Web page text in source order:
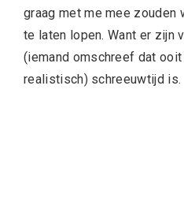
graag met me mee zouden
te laten lopen. Want er zijn
(iemand omschreef dat
realistisch) schreeuwtijd is.